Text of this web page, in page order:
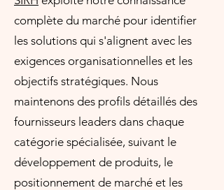
complète du marché pour identifier
les solutions qui s'alignent avec les
exigences organisationnelles et les
objectifs stratégiques. Nous
maintenons des profils détaillés des
fournisseurs leaders dans chaque
catégorie spécialisée, suivant le
développement de produits, le
positionnement de marché et les